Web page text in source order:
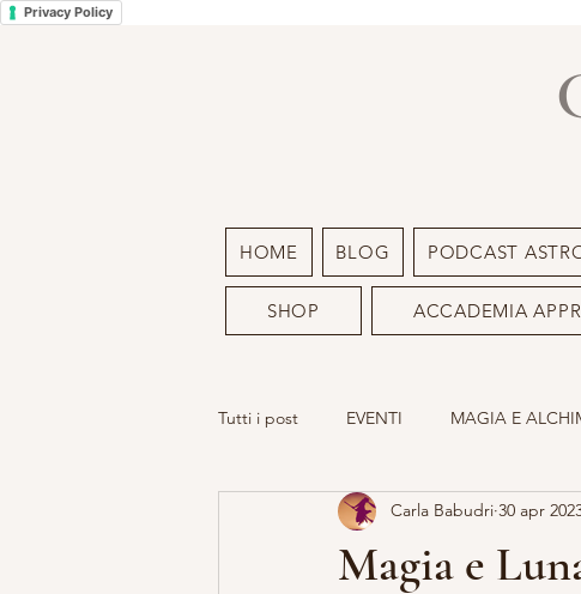
Privacy Policy
HOME BLOG PODCAST
SHOP ACCADEMIA
Tutti i post EVENTI MAGIA E
LA MIA ARTE SACRO FEMMINILE
Magia e
Carla Babudri 30 apr